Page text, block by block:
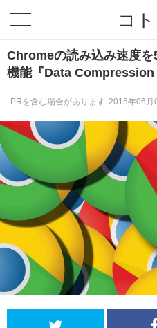
コ
Chromeの読み込み速度
機能『Data Compression
PRを含む場合があります 2015年06月